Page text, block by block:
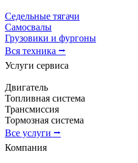
Седельные тягачи
Самосвалы
Грузовики и фургоны
Вся техника ⭢
Услуги сервиса
Двигатель
Топливная система
Трансмиссия
Тормозная система
Все услуги ⭢
Компания